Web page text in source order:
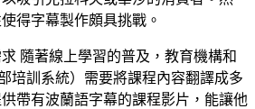
得字幕製作頗具挑戰。
隨著線上學習的普及，教育機構和
培訓系統）需要將課程內容翻譯成多
帶有波蘭語字幕的課程影片，能讓他